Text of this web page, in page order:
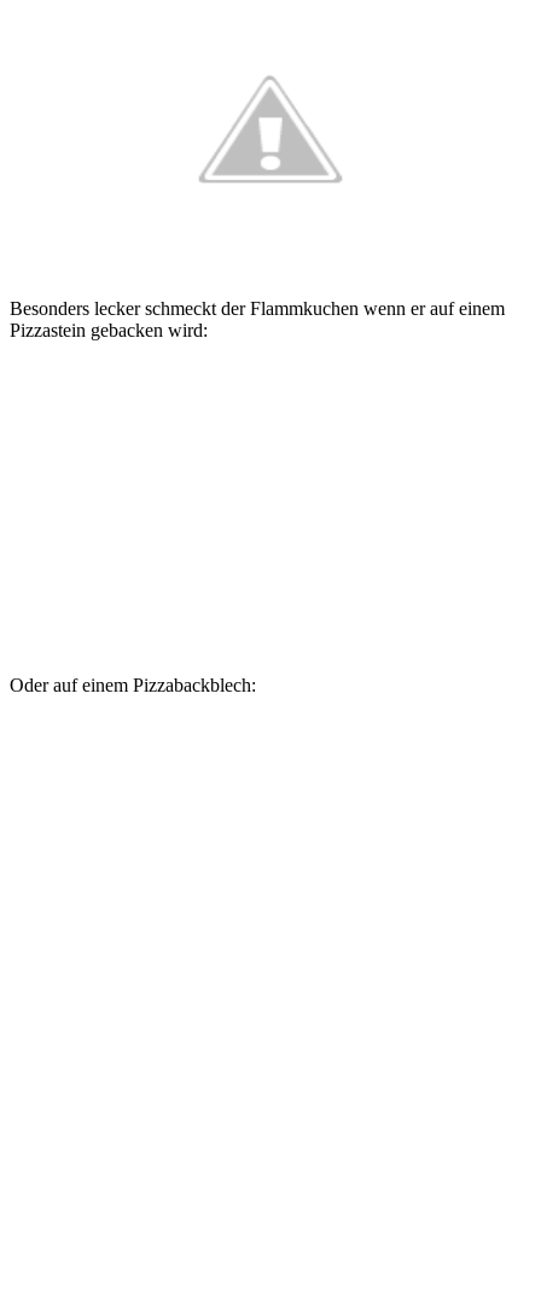
Besonders lecker schmeckt der Flammkuchen wenn er auf einem
Pizzastein gebacken wird:
Oder auf einem Pizzabackblech: